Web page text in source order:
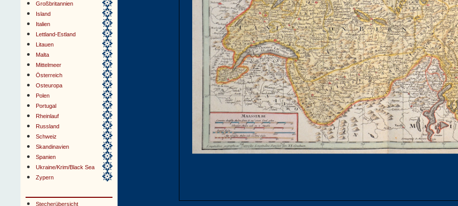
Großbritannien
Island
Italien
Lettland-Estland
Litauen
Malta
Mittelmeer
Österreich
Osteuropa
Polen
Portugal
Rheinlauf
Russland
Schweiz
Skandinavien
Spanien
Ukraine/Krim/Black Sea
Zypern
Stecherübersicht